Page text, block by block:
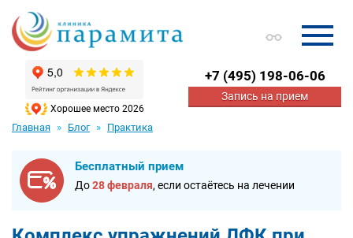
Хорошее место 2026
+7 (495) 198-06-06
Запись на прием
Главная Блог Практика
Бесплатный прием
До28 февраля, если остаётесь на лечении